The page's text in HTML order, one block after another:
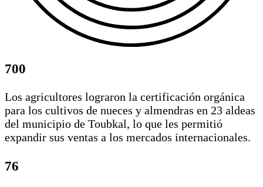
700
Los agricultores lograron la certificación orgánica
para los cultivos de nueces y almendras en 23 aldeas
del municipio de Toubkal, lo que les permitió
expandir sus ventas a los mercados internacionales.
76